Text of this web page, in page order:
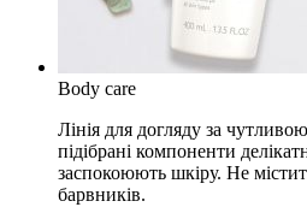
Body care
Лінія для догляду за
підібрані компоненти
заспокоюють шкіру. Не
барвників.